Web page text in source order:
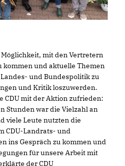
mit den Vertretern
kommen und aktuelle Themen
und Bundespolitik zu
und Kritik loszuwerden.
CDU mit der Aktion zufrieden:
Stunden war die Vielzahl an
viele Leute nutzten die
CDU-Landrats- und
ins Gespräch zu kommen und
für unsere Arbeit mit
der CDU